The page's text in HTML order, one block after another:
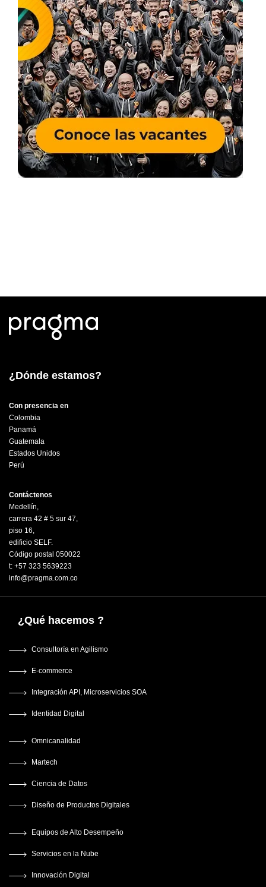
¿Dónde estamos?
Con presencia en
Colombia
Panamá
Guatemala
Estados Unidos
Perú
Contáctenos
Medellín,
carrera 42 # 5 sur 47,
piso 16,
edificio SELF.
Código postal 050022
t: +57 323 5639223
info@pragma.com.co
¿Qué hacemos ?
Consultoría en Agilismo
E-commerce
Integración API, Microservicios SOA
Identidad Digital
Omnicanalidad
Martech
Ciencia de Datos
Diseño de Productos Digitales
Equipos de Alto Desempeño
Servicios en la Nube
Innovación Digital